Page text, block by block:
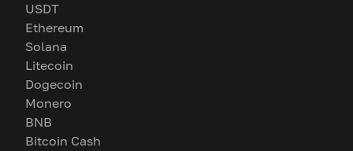
USDT
Ethereum
Solana
Litecoin
Dogecoin
Monero
BNB
Bitcoin Cash